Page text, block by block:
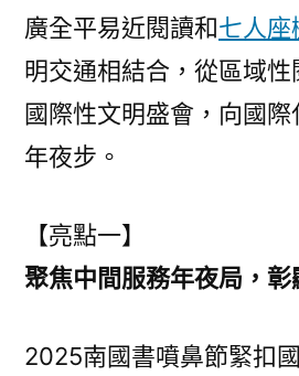
廣全平易近閱讀和七人座
明交通相結合，從區域
國際性文明盛會，向國
年夜步。
【亮點一】
聚焦中間服務年夜局，
2025南國書噴鼻節緊扣